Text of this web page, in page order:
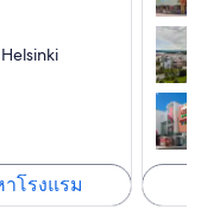
โรงแรม